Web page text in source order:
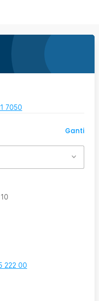
7050
Ganti
222 00